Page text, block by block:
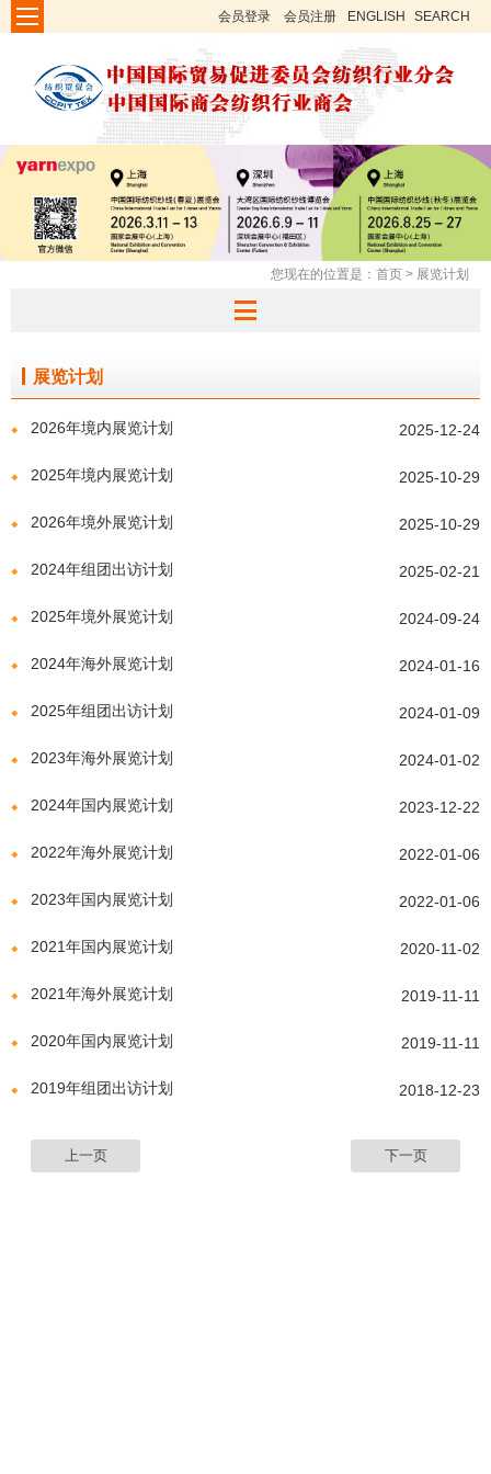
会员登录 会员注册 ENGLISH SEARCH
您现在的位置是： 首页 > 展览计划
展览计划
2025-12-24
2026年境内展览计划
2025-10-29
2025年境内展览计划
2025-10-29
2026年境外展览计划
2025-02-21
2024年组团出访计划
2024-09-24
2025年境外展览计划
2024-01-16
2024年海外展览计划
2024-01-09
2025年组团出访计划
2024-01-02
2023年海外展览计划
2023-12-22
2024年国内展览计划
2022-01-06
2022年海外展览计划
2022-01-06
2023年国内展览计划
2020-11-02
2021年国内展览计划
2019-11-11
2021年海外展览计划
2019-11-11
2020年国内展览计划
2018-12-23
2019年组团出访计划
上一页 下一页